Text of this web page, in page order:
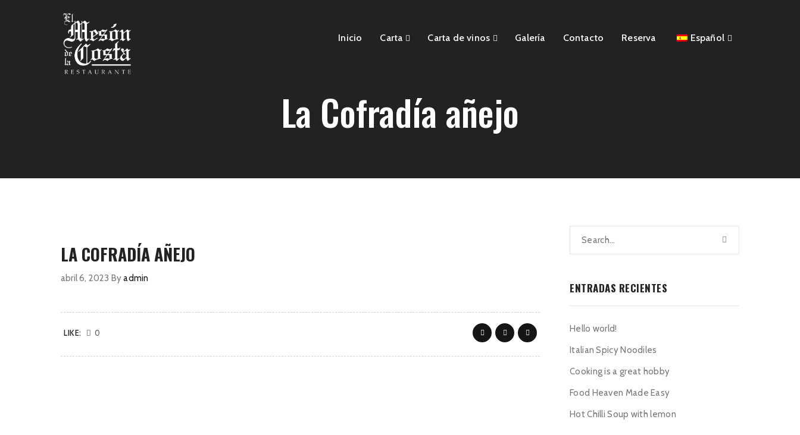
Inicio Carta Carta de vinos Galería Contacto Reserva Español
La Cofradía añejo
LA COFRADÍA AÑEJO
abril 6, 2023 Byadmin
LIKE: 0
ENTRADAS RECIENTES
Hello world!
Italian Spicy Noodiles
Cooking is a great hobby
Food Heaven Made Easy
Hot Chilli Soup with lemon